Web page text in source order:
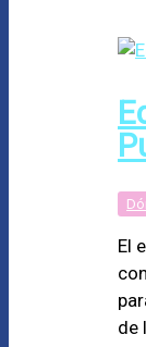
El
de